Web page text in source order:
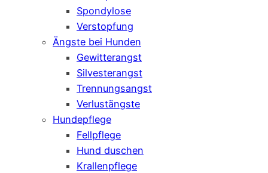
Spondylose
Verstopfung
Ängste bei Hunden
Gewitterangst
Silvesterangst
Trennungsangst
Verlustängste
Hundepflege
Fellpflege
Hund duschen
Krallenpflege